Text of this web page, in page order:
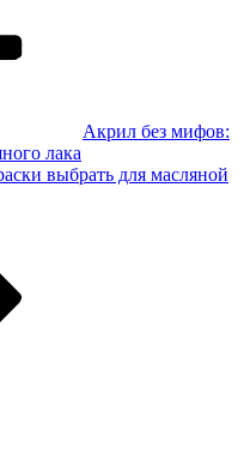
Акрил без мифов:
лака
выбрать для масляной